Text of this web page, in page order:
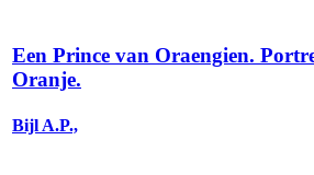
Een Prince van Oraengien.
Oranje.
Bijl A.P.,